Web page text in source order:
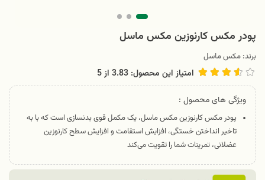
پودر مکس کارنوزین مکس ماسل
برند: مکس ماسل
امتیاز این محصول: 3.83 از5
ویژگی های محصول :
پودر مکس کارنوزین مکس ماسل، یک مکمل قوی بدنسازی است که با به
تاخیر انداختن خستگی، افزایش استقامت و افزایش سطح کارنوزین
عضلانی، تمرینات شما را تقویت می‌کند